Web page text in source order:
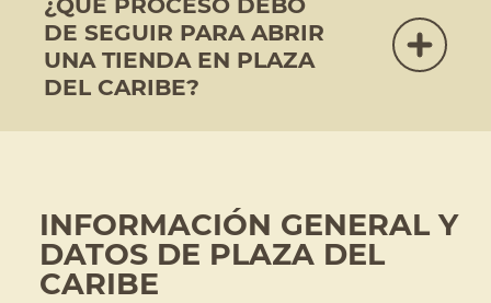
DE SEGUIR PARA ABRIR
UNA TIENDA EN PLAZA
DEL CARIBE?
INFORMACIÓN GENERAL Y
DATOS DE PLAZA DEL
CARIBE